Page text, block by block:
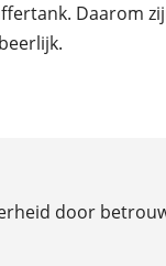
Daarom
door